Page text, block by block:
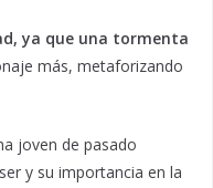
ya que una tormenta
más, metaforizando
joven de pasado
y su importancia en la